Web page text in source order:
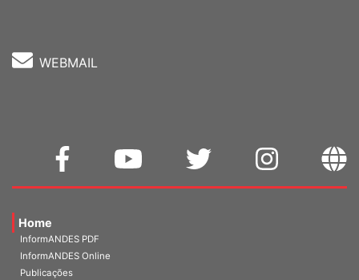
WEBMAIL
Home
InformANDES PDF
InformANDES Online
Publicações